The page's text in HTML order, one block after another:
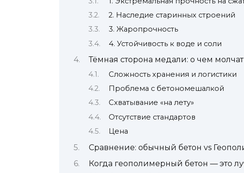
2. Наследие старинных строений
3. Жаропрочность
4. Устойчивость к воде и соли
Тёмная сторона медали: о чем
Сложность хранения и логистики
Проблема с бетономешалкой
Схватывание «на лету»
Отсутствие стандартов
Цена
Сравнение: обычный бетон vs
Когда геополимерный бетон — это